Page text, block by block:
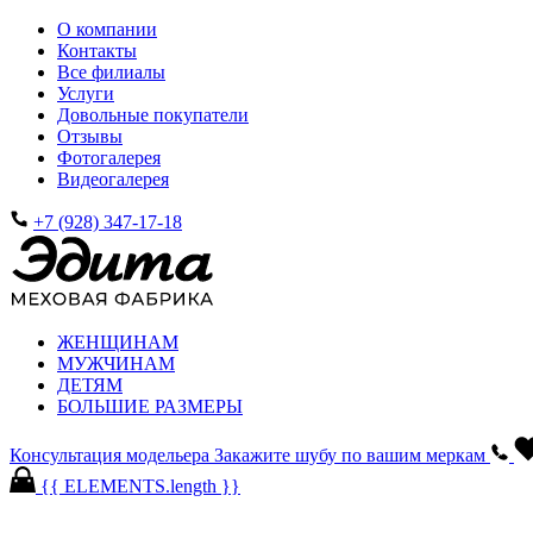
О компании
Контакты
Все филиалы
Услуги
Довольные покупатели
Отзывы
Фотогалерея
Видеогалерея
+7 (928) 347-17-18
ЖЕНЩИНАМ
МУЖЧИНАМ
ДЕТЯМ
БОЛЬШИЕ РАЗМЕРЫ
Консультация модельера Закажите шубу по вашим меркам
{{ ELEMENTS.length }}